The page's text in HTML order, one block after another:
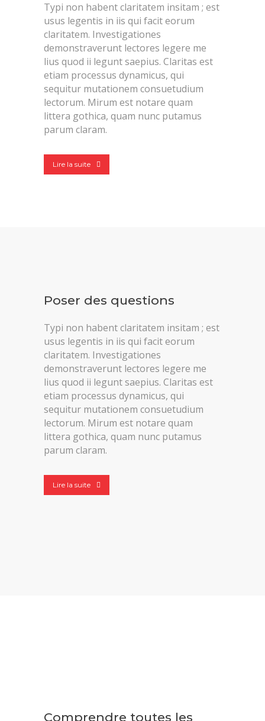
Typi non habent claritatem insitam ; est
usus legentis in iis qui facit eorum
claritatem. Investigationes
demonstraverunt lectores legere me
lius quod ii legunt saepius. Claritas est
etiam processus dynamicus, qui
sequitur mutationem consuetudium
lectorum. Mirum est notare quam
littera gothica, quam nunc putamus
parum claram.
Lire la suite
Poser des questions
Typi non habent claritatem insitam ; est
usus legentis in iis qui facit eorum
claritatem. Investigationes
demonstraverunt lectores legere me
lius quod ii legunt saepius. Claritas est
etiam processus dynamicus, qui
sequitur mutationem consuetudium
lectorum. Mirum est notare quam
littera gothica, quam nunc putamus
parum claram.
Lire la suite
Comprendre toutes les